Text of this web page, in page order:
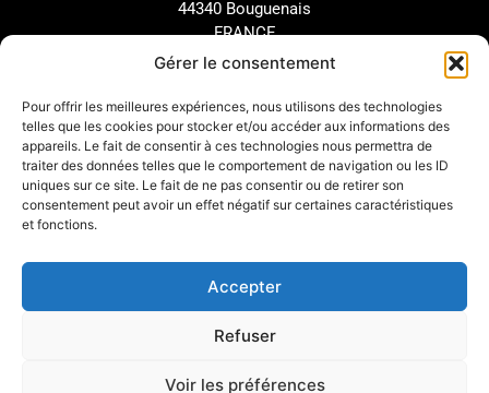
Gérer le consentement
Pour offrir les meilleures expériences, nous utilisons des technologies
telles que les cookies pour stocker et/ou accéder aux informations des
appareils. Le fait de consentir à ces technologies nous permettra de
traiter des données telles que le comportement de navigation ou les ID
uniques sur ce site. Le fait de ne pas consentir ou de retirer son
consentement peut avoir un effet négatif sur certaines caractéristiques
et fonctions.
Accepter
Refuser
Voir les préférences
44340 Bouguenais
FRANCE
02 40 46 66 64
MARQUE
Notre Histoire
Nos Engagements
Nos Distributeurs
SUPPORT
SAV
Étude et configuration